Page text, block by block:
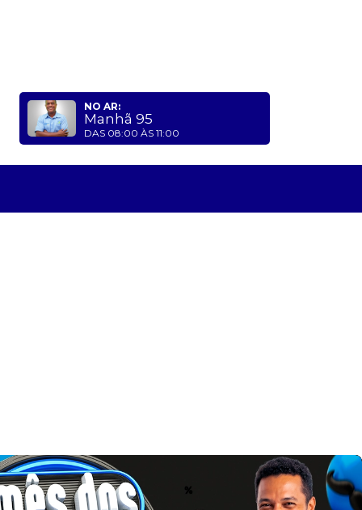
NO AR:
Manhã 95
DAS 08:00 ÀS 11:00